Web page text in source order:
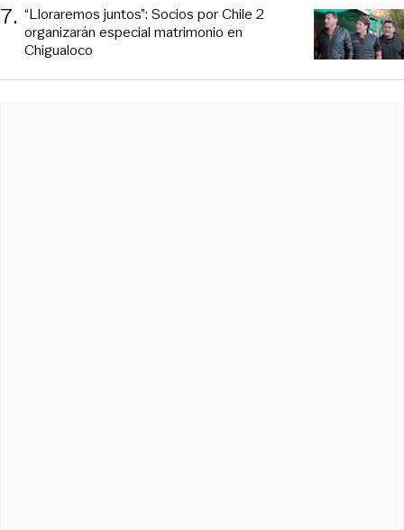
7. “Lloraremos juntos”: Socios por Chile 2
organizarán especial matrimonio en
Chigualoco